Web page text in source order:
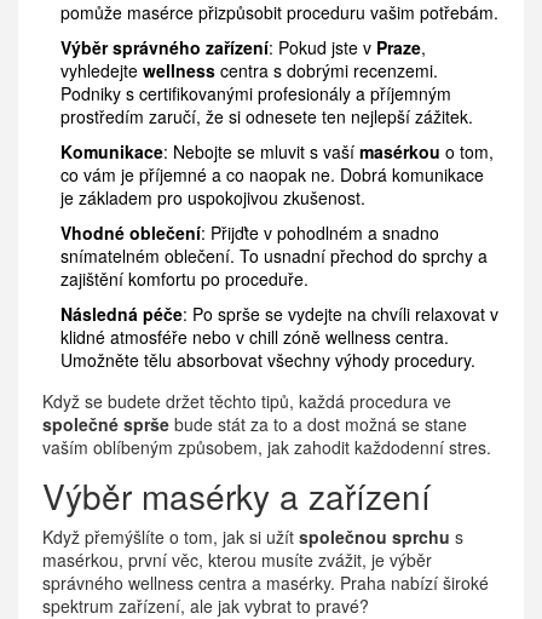
pomůže masérce přizpůsobit proceduru vašim potřebám.
Výběr správného zařízení: Pokud jste v Praze,
vyhledejte wellness centra s dobrými recenzemi.
Podniky s certifikovanými profesionály a příjemným
prostředím zaručí, že si odnesete ten nejlepší zážitek.
Komunikace: Nebojte se mluvit s vaší masérkou o tom,
co vám je příjemné a co naopak ne. Dobrá komunikace
je základem pro uspokojivou zkušenost.
Vhodné oblečení: Přijďte v pohodlném a snadno
snímatelném oblečení. To usnadní přechod do sprchy a
zajištění komfortu po proceduře.
Následná péče: Po sprše se vydejte na chvíli relaxovat v
klidné atmosféře nebo v chill zóně wellness centra.
Umožněte tělu absorbovat všechny výhody procedury.
Když se budete držet těchto tipů, každá procedura ve
společné sprše bude stát za to a dost možná se stane
vaším oblíbeným způsobem, jak zahodit každodenní stres.
Výběr masérky a zařízení
Když přemýšlíte o tom, jak si užít společnou sprchu s
masérkou, první věc, kterou musíte zvážit, je výběr
správného wellness centra a masérky. Praha nabízí široké
spektrum zařízení, ale jak vybrat to pravé?